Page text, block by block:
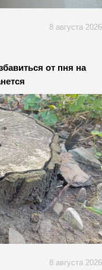
8 августа 2026
от пня на
8 августа 2026